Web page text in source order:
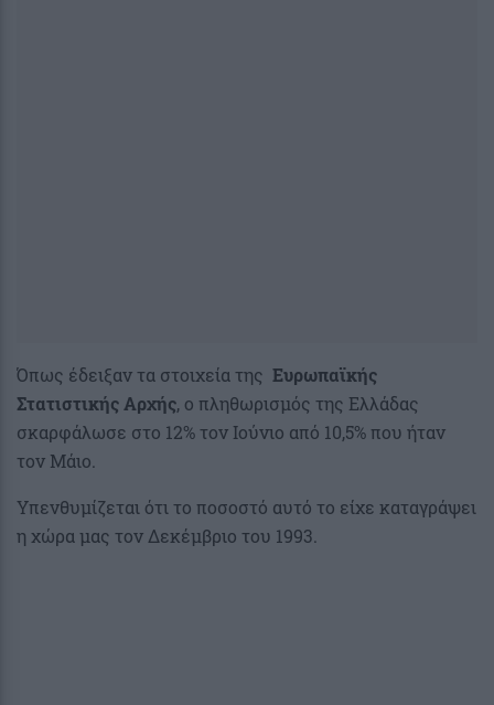
Όπως έδειξαν τα στοιχεία της Ευρωπαϊκής
Στατιστικής Αρχής, ο πληθωρισμός της Ελλάδας
σκαρφάλωσε στο 12% τον Ιούνιο από 10,5% που ήταν
τον Μάιο.
Υπενθυμίζεται ότι το ποσοστό αυτό το είχε καταγράψει
η χώρα μας τον Δεκέμβριο του 1993.